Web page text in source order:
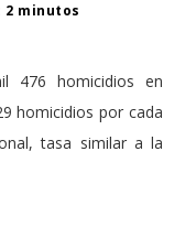
minutos
476 homicidios en
homicidios por cada
tasa similar a la